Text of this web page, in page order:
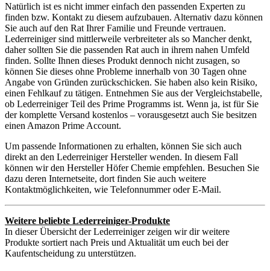
Natürlich ist es nicht immer einfach den passenden Experten zu
finden bzw. Kontakt zu diesem aufzubauen. Alternativ dazu können
Sie auch auf den Rat Ihrer Familie und Freunde vertrauen.
Lederreiniger sind mittlerweile verbreiteter als so Mancher denkt,
daher sollten Sie die passenden Rat auch in ihrem nahen Umfeld
finden. Sollte Ihnen dieses Produkt dennoch nicht zusagen, so
können Sie dieses ohne Probleme innerhalb von 30 Tagen ohne
Angabe von Gründen zurückschicken. Sie haben also kein Risiko,
einen Fehlkauf zu tätigen. Entnehmen Sie aus der Vergleichstabelle,
ob Lederreiniger Teil des Prime Programms ist. Wenn ja, ist für Sie
der komplette Versand kostenlos – vorausgesetzt auch Sie besitzen
einen Amazon Prime Account.
Um passende Informationen zu erhalten, können Sie sich auch
direkt an den Lederreiniger Hersteller wenden. In diesem Fall
können wir den Hersteller Höfer Chemie empfehlen. Besuchen Sie
dazu deren Internetseite, dort finden Sie auch weitere
Kontaktmöglichkeiten, wie Telefonnummer oder E-Mail.
Weitere beliebte Lederreiniger-Produkte
In dieser Übersicht der Lederreiniger zeigen wir dir weitere
Produkte sortiert nach Preis und Aktualität um euch bei der
Kaufentscheidung zu unterstützen.